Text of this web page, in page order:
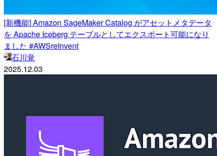
[新機能] Amazon SageMaker Catalog がアセットメタデータ
を Apache Iceberg テーブルとしてエクスポート可能になり
ました #AWSreInvent
石川覚
2025.12.03